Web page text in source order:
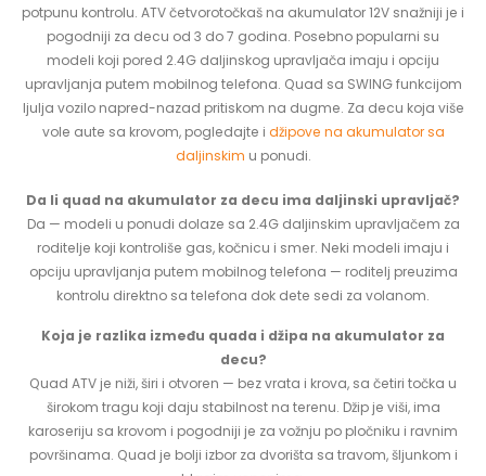
potpunu kontrolu. ATV četvorotočkaš na akumulator 12V snažniji je i
pogodniji za decu od 3 do 7 godina. Posebno popularni su
modeli koji pored 2.4G daljinskog upravljača imaju i opciju
upravljanja putem mobilnog telefona. Quad sa SWING funkcijom
ljulja vozilo napred-nazad pritiskom na dugme. Za decu koja više
vole aute sa krovom, pogledajte i džipove na akumulator sa
daljinskim u ponudi.
Da li quad na akumulator za decu ima daljinski upravljač?
Da — modeli u ponudi dolaze sa 2.4G daljinskim upravljačem za
roditelje koji kontroliše gas, kočnicu i smer. Neki modeli imaju i
opciju upravljanja putem mobilnog telefona — roditelj preuzima
kontrolu direktno sa telefona dok dete sedi za volanom.
Koja je razlika između quada i džipa na akumulator za
decu?
Quad ATV je niži, širi i otvoren — bez vrata i krova, sa četiri točka u
širokom tragu koji daju stabilnost na terenu. Džip je viši, ima
karoseriju sa krovom i pogodniji je za vožnju po pločniku i ravnim
površinama. Quad je bolji izbor za dvorišta sa travom, šljunkom i